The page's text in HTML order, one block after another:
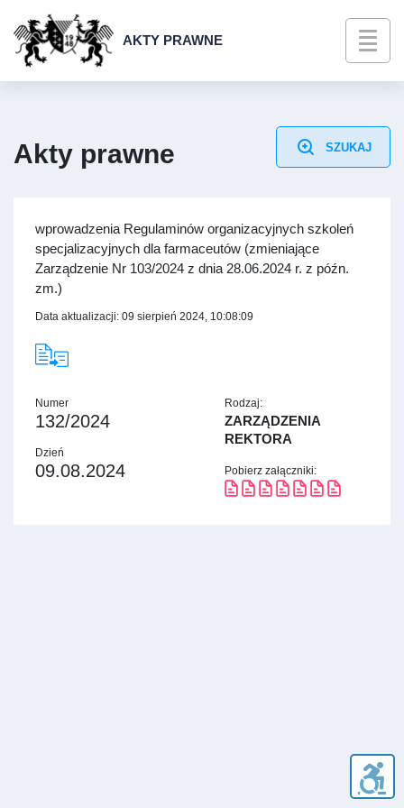
AKTY PRAWNE
SZUKAJ
Akty prawne
Numer
132/2024
Dzień
09.08.2024
wprowadzenia Regulaminów organizacyjnych szkoleń
specjalizacyjnych dla farmaceutów (zmieniające
Zarządzenie Nr 103/2024 z dnia 28.06.2024 r. z późn.
zm.)
Data aktualizacji: 09 sierpień 2024, 10:08:09
Rodzaj:
ZARZĄDZENIA
REKTORA
Pobierz załączniki: